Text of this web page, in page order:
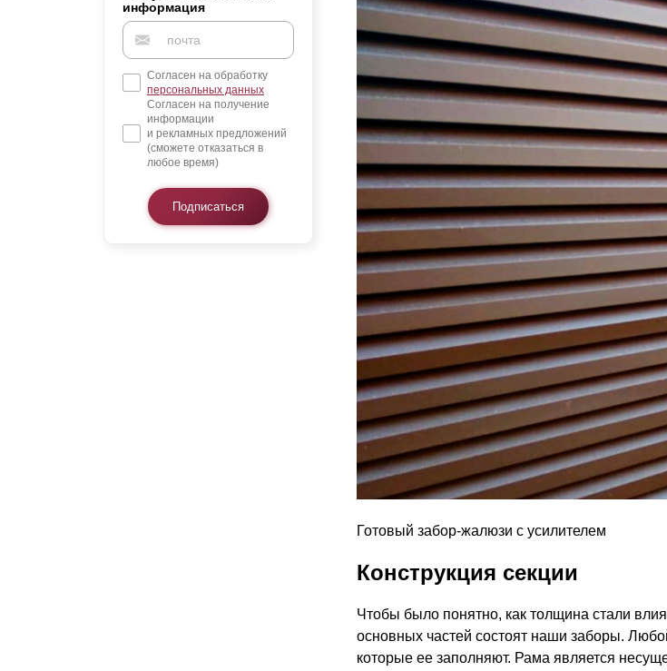
информация
Согласен на обработку
персональных данных
Согласен на получение
информации
и рекламных предложений
(сможете отказаться в
любое время)
Подписаться
Готовый забор-жалюзи с усилителем
Конструкция секции
Чтобы было понятно, как толщина стали
основных частей состоят наши заборы.
которые ее заполняют. Рама является